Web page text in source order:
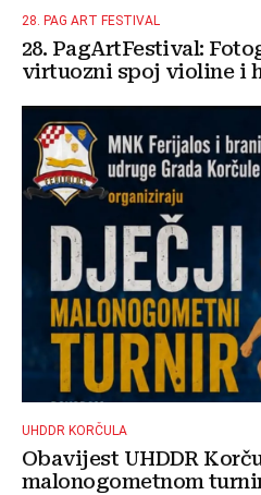
28. PAG ART FESTIVAL
28. PagArtFestival:
virtuozni spoj violine i
UHDDR KORČULA
Obavijest UHDDR
malonogometnom